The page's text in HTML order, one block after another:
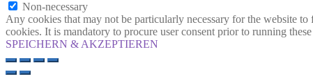
Non-necessary
Any cookies that may not be particularly necessary for the website
cookies. It is mandatory to procure user consent prior to running
SPEICHERN & AKZEPTIEREN